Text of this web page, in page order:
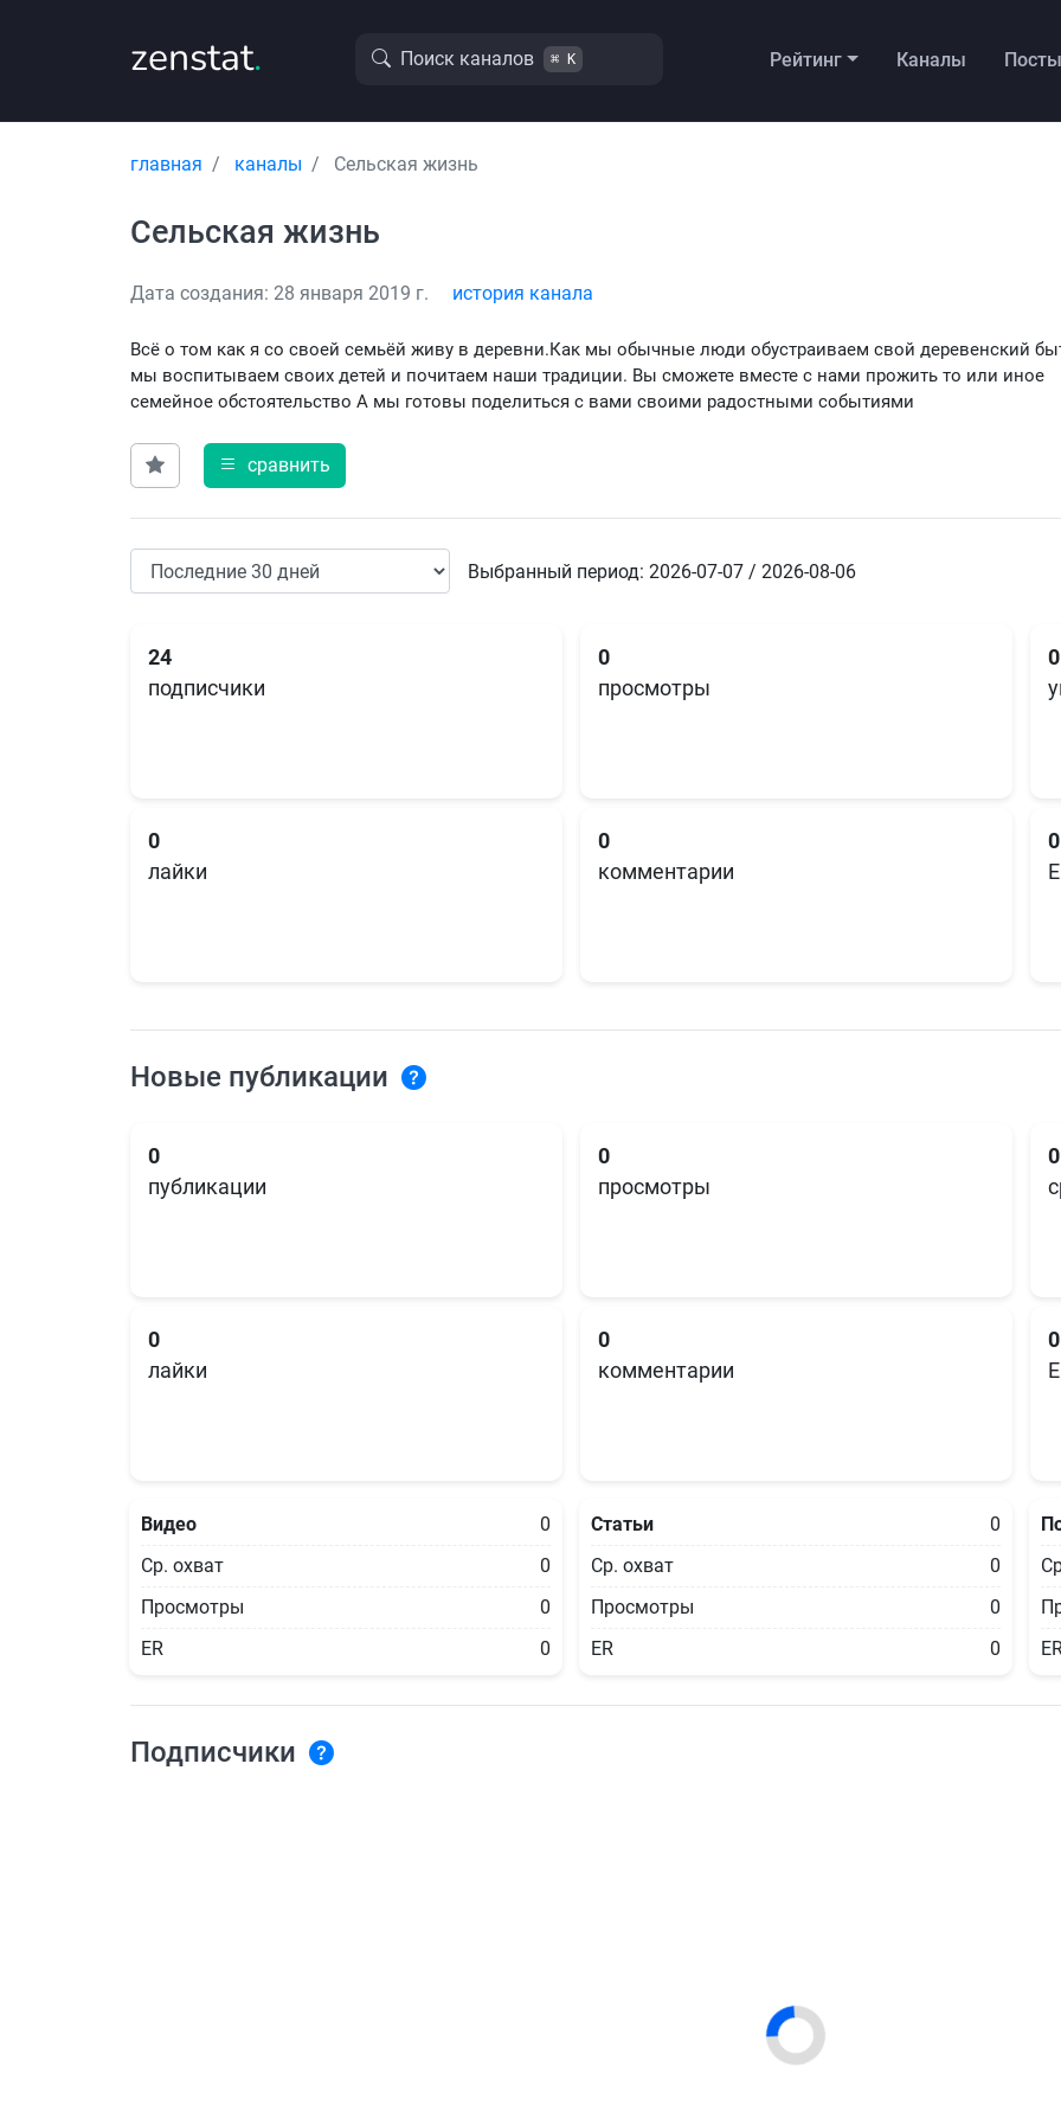
zenstat. Поиск каналов ⌘ K Рейтинг Каналы Посты
главная каналы Сельская жизнь
Сельская жизнь
Дата создания: 28 января 2019 г. история канала
Всё о том как я со своей семьёй живу в деревни.Как мы обычные люди обустраиваем свой деревенский
мы воспитываем своих детей и почитаем наши традиции. Вы сможете вместе с нами прожить то или иное
семейное обстоятельство А мы готовы поделиться с вами своими радостными событиями
сравнить
Выбранный период: 2026-07-07 / 2026-08-06
24
подписчики
0
просмотры
0
0
лайки
0
комментарии
0
Новые публикации
0
публикации
0
просмотры
0
0
лайки
0
комментарии
0
Видео
0
Ср. охват
0
Просмотры
0
ER
0
Статьи
0
Ср. охват
0
Просмотры
0
ER
0
Подписчики